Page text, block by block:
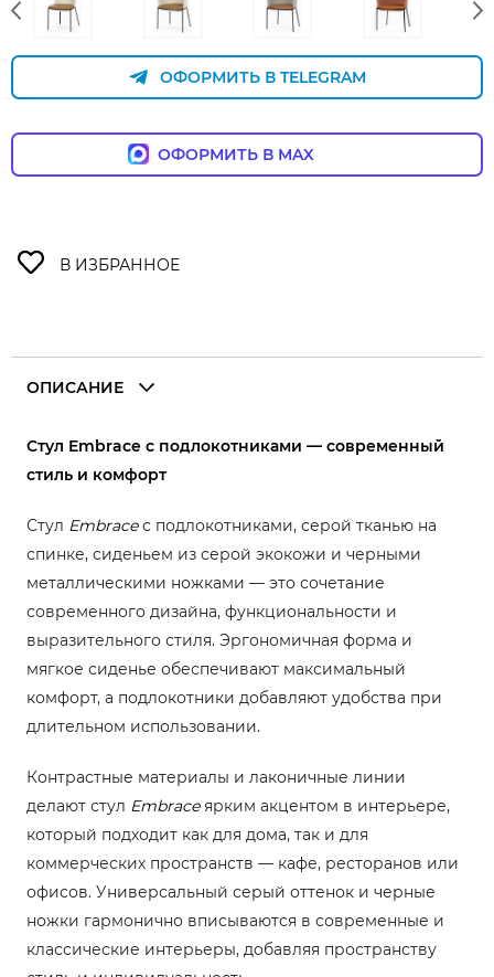
ОФОРМИТЬ В TELEGRAM
ОФОРМИТЬ В MAX
ОПИСАНИЕ
Стул Embrace с подлокотниками — современный
стиль и комфорт
Стул Embraceс подлокотниками, серой тканью на
спинке, сиденьем из серой экокожи и черными
металлическими ножками — это сочетание
современного дизайна, функциональности и
выразительного стиля. Эргономичная форма и
мягкое сиденье обеспечивают максимальный
комфорт, а подлокотники добавляют удобства при
длительном использовании.
Контрастные материалы и лаконичные линии
делают стул Embraceярким акцентом в интерьере,
который подходит как для дома, так и для
коммерческих пространств — кафе, ресторанов или
офисов. Универсальный серый оттенок и черные
ножки гармонично вписываются в современные и
классические интерьеры, добавляя пространству